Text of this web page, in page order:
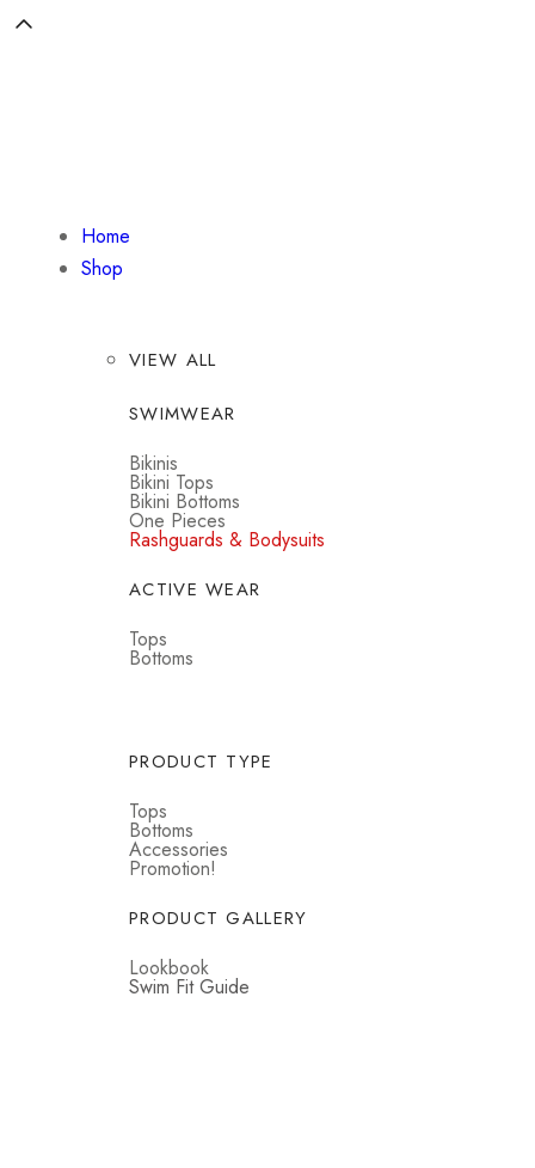
Home
Shop
VIEW ALL
SWIMWEAR
Bikinis
Bikini Tops
Bikini Bottoms
One Pieces
Rashguards & Bodysuits
ACTIVE WEAR
Tops
Bottoms
PRODUCT TYPE
Tops
Bottoms
Accessories
Promotion!
PRODUCT GALLERY
Lookbook
Swim Fit Guide